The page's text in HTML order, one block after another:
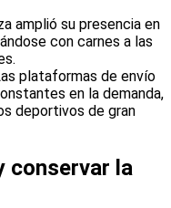
amplió su presencia en
con carnes a las
plataformas de envío
en la demanda,
deportivos de gran
conservar la